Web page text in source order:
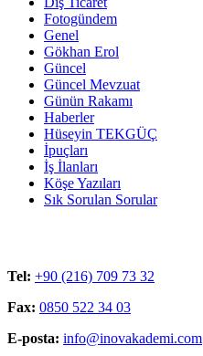
Fotogündem
Genel
Gökhan Erol
Güncel
Güncel Mevzuat
Günün Rakamı
Haberler
Hüseyin TEKGÜÇ
İpuçları
İş İlanları
Köşe Yazıları
Sık Sorulan Sorular
Tel: +90 (216) 709 73 32
Fax: 0850 522 34 03
E-posta: info@inovakademi.com